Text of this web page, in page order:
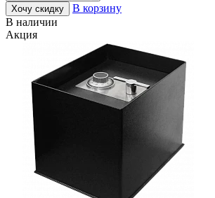
Хочу скидку
В корзину
В наличии
Акция